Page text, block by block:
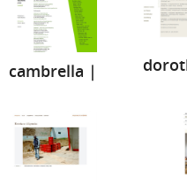
cambrella |